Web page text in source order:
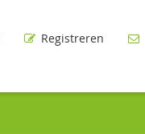
Registreren